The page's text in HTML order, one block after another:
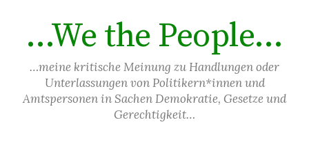
Inhalt
…We the People…
…meine kritische Meinung zu Handlungen oder
Unterlassungen von Politikern*innen und
Amtspersonen in Sachen Demokratie, Gesetze und
Gerechtigkeit…